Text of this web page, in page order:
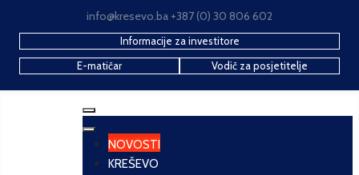
info@kresevo.ba +387 (0) 30 806 602
Informacije za investitore
E-matičar
Vodič za posjetitelje
NOVOSTI
KREŠEVO